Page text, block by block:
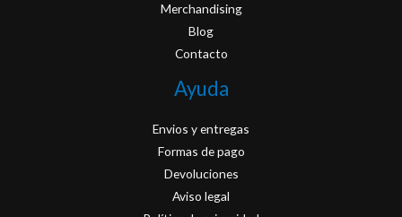
Merchandising
Blog
Contacto
Ayuda
Envios y entregas
Formas de pago
Devoluciones
Aviso legal